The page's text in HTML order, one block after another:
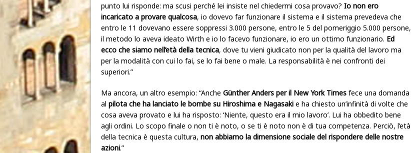
punto lui risponde: ma scusi perché lei insiste nel chiedermi cosa provavo? Io non ero
incaricato a provare qualcosa, io dovevo far funzionare il sistema e il sistema prevedeva che
entro le 11 dovevano essere soppressi 3.000 persone, entro le 5 del pomeriggio 5.000 persone,
il metodo lo aveva ideato Wirth e io lo facevo funzionare, io ero un ottimo funzionario. Ed
ecco che siamo nell’età della tecnica, dove tu vieni giudicato non per la qualità del lavoro ma
per la modalità con cui lo fai, se lo fai bene o male. La responsabilità è nei confronti dei
superiori.”
Ma ancora, un altro esempio: “Anche Günther Anders per il New York Times fece una domanda
al pilota che ha lanciato le bombe su Hiroshima e Nagasaki e ha chiesto un’infinità di volte che
cosa aveva provato e lui ha risposto: ‘Niente, questo era il mio lavoro’. Lui ha obbedito bene
agli ordini. Lo scopo finale o non ti è noto, o se ti è noto non è di tua competenza. Perciò, l’età
della tecnica è questa cultura, non abbiamo la dimensione sociale del rispondere delle nostre
azioni.”